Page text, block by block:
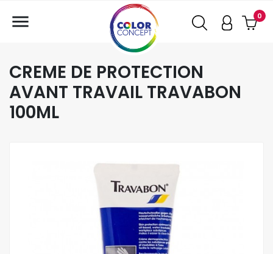
0

CREME DE PROTECTION
AVANT TRAVAIL TRAVABON
100ML